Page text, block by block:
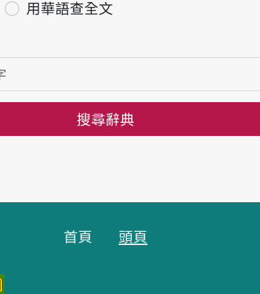
用華語查全文
搜尋辭典
首頁 頭頁